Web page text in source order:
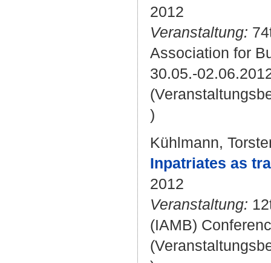
2012
Veranstaltung:
Association for
30.05.-
)
Kühlmann,
Inpatriates as
2012
Veranstaltung:
(IAMB)